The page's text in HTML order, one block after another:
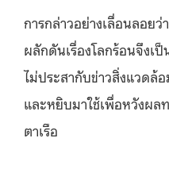
การกล่าวอย่างเลื่อนลอยว่
ผลักดันเรื่องโลกร้อนจึงเ
ไม่ประสากับข่าวสิ่งแวด
และหยิบมาใช้เพื่อหวังผล
ตาเรือ